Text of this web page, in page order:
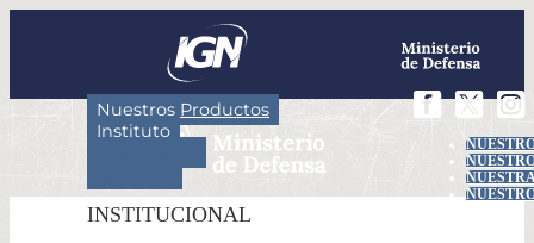
Nuestros Productos
Instituto
INSTITUCIONAL